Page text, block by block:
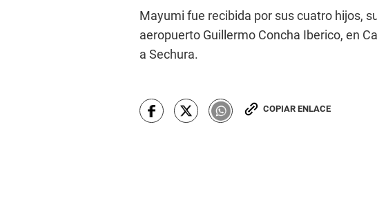
Mayumi fue recibida por sus cuatro hijos,
aeropuerto Guillermo Concha Iberico, en
a Sechura.
COPIAR ENLACE